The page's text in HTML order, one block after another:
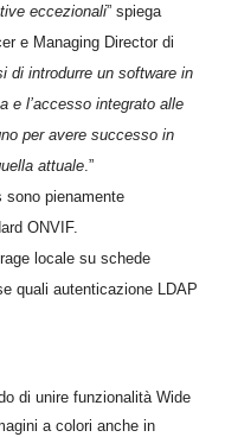
eccezionali” spiega
e Managing Director di
di introdurre un software in
e l’accesso integrato alle
per avere successo in
attuale.”
sono pienamente
ONVIF.
locale su schede
quali autenticazione LDAP
di unire funzionalità Wide
a colori anche in